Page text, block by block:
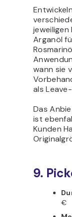
Arganöl
wann sie
als
Das
ist
Kunden
9.
€